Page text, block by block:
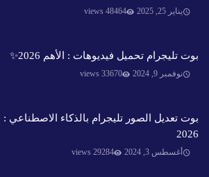
يناير 25, 2025 48464 views
بوت تليجرام تحميل فيديوهات : الأهم 2026✨️
نوفمبر 9, 2024 33670 views
بوت تعديل الصور تليجرام بالذكاء الاصطناعي :
2026
أغسطس 3, 2024 29284 views